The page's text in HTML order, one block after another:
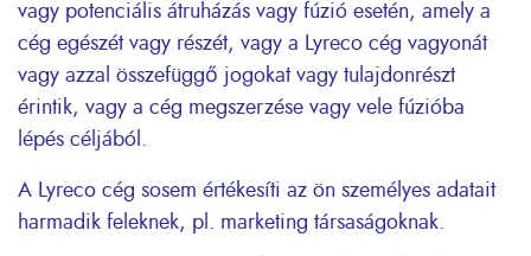
vagy potenciális átruházás vagy fúzió esetén, amely a
cég egészét vagy részét, vagy a Lyreco cég vagyonát
vagy azzal összefüggő jogokat vagy tulajdonrészt
érintik, vagy a cég megszerzése vagy vele fúzióba
lépés céljából.
A Lyreco cég sosem értékesíti az ön személyes adatait
harmadik feleknek, pl. marketing társaságoknak.